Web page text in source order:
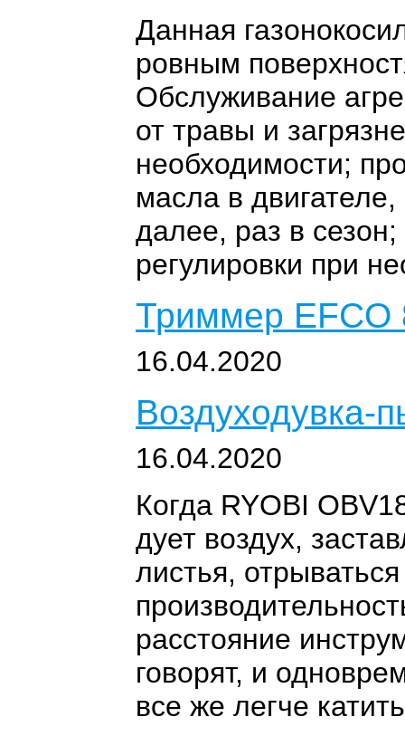
Данная
ровным
Обслуживание
от травы и
необходимости;
масла в
далее, раз в
регулировки при
Триммер EFCO
16.04.2020
Воздуходувка-
16.04.2020
Когда RYOBI
дует воздух,
листья,
расстояние
говорят, и
все же легче